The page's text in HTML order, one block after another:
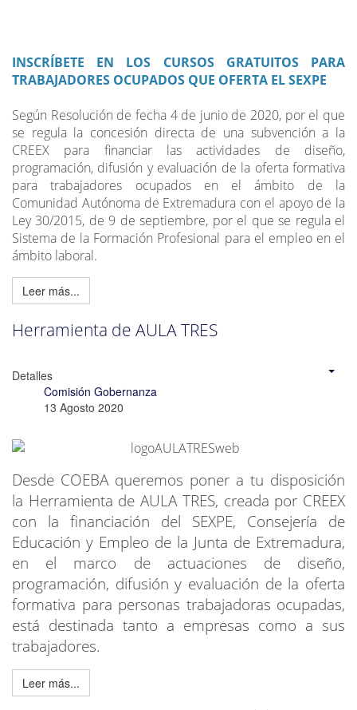
INSCRÍBETE EN LOS CURSOS GRATUITOS PARA
TRABAJADORES OCUPADOS QUE OFERTA EL SEXPE
Según Resolución de fecha 4 de junio de 2020, por el que
se regula la concesión directa de una subvención a la
CREEX para financiar las actividades de diseño,
programación, difusión y evaluación de la oferta formativa
para trabajadores ocupados en el ámbito de la
Comunidad Autónoma de Extremadura con el apoyo de la
Ley 30/2015, de 9 de septiembre, por el que se regula el
Sistema de la Formación Profesional para el empleo en el
ámbito laboral.
Leer más...
Herramienta de AULA TRES
Detalles
Comisión Gobernanza
13 Agosto 2020
Desde COEBA queremos poner a tu disposición
la Herramienta de AULA TRES, creada por CREEX
con la financiación del SEXPE, Consejería de
Educación y Empleo de la Junta de Extremadura,
en el marco de actuaciones de diseño,
programación, difusión y evaluación de la oferta
formativa para personas trabajadoras ocupadas,
está destinada tanto a empresas como a sus
trabajadores.
Leer más...